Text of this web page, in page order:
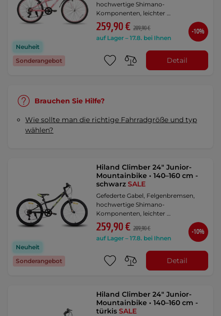
Neuheit
Sonderangebot
hochwertige Shimano-
Komponenten, leichter …
259,90 € 289,90 €
auf Lager – 17.8. bei Ihnen
-10%
Detail
Brauchen Sie Hilfe?
Wie sollte man die richtige Fahrradgröße und typ
wählen?
Neuheit
Sonderangebot
Hiland Climber 24" Junior-
Mountainbike • 140–160 cm -
schwarzSALE
Gefederte Gabel, Felgenbremsen,
hochwertige Shimano-
Komponenten, leichter …
259,90 € 289,90 €
auf Lager – 17.8. bei Ihnen
-10%
Detail
Hiland Climber 24" Junior-
Mountainbike • 140–160 cm -
türkisSALE